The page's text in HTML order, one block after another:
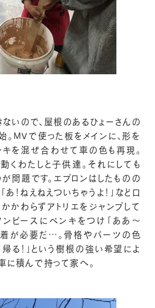
いので、屋根のあるひょーさんの
。MVで使った板をメインに、形を
を混ぜ合わせて車の色も再現。
くわたしと子供達。それにしても
問題です。エプロンはしたものの
「あ！ねえねえついちゃうよ！」など口
かわらずアトリエをジャンプして
ピースにペンキをつけ「ああ～
着が必要だ…。骨格やパーツの色
帰る！」という樹根の強い希望によ
に積んで持って家へ。